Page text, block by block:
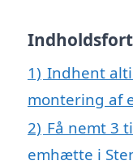
1) Indhent
montering af
2) Få nemt 3
emhætte i